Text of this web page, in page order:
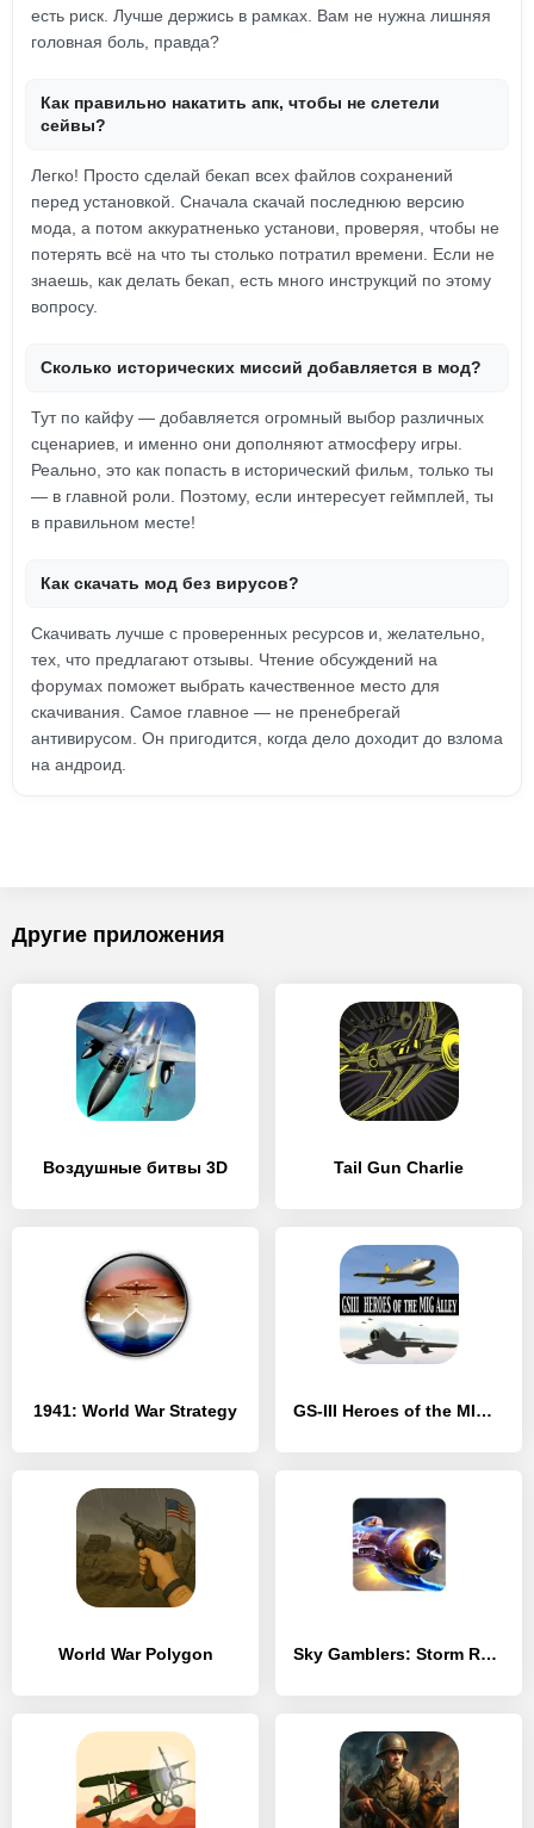
есть риск. Лучше держись в рамках. Вам не нужна лишняя
головная боль, правда?
Как правильно накатить апк, чтобы не слетели
сейвы?
Легко! Просто сделай бекап всех файлов сохранений
перед установкой. Сначала скачай последнюю версию
мода, а потом аккуратненько установи, проверяя, чтобы не
потерять всё на что ты столько потратил времени. Если не
знаешь, как делать бекап, есть много инструкций по этому
вопросу.
Сколько исторических миссий добавляется в мод?
Тут по кайфу — добавляется огромный выбор различных
сценариев, и именно они дополняют атмосферу игры.
Реально, это как попасть в исторический фильм, только ты
— в главной роли. Поэтому, если интересует геймплей, ты
в правильном месте!
Как скачать мод без вирусов?
Скачивать лучше с проверенных ресурсов и, желательно,
тех, что предлагают отзывы. Чтение обсуждений на
форумах поможет выбрать качественное место для
скачивания. Самое главное — не пренебрегай
антивирусом. Он пригодится, когда дело доходит до взлома
на андроид.
Другие приложения
Воздушные битвы 3D Tail Gun Charlie
1941: World War Strategy GS-III Heroes of the MIG Alley
World War Polygon Sky Gamblers: Storm Raiders